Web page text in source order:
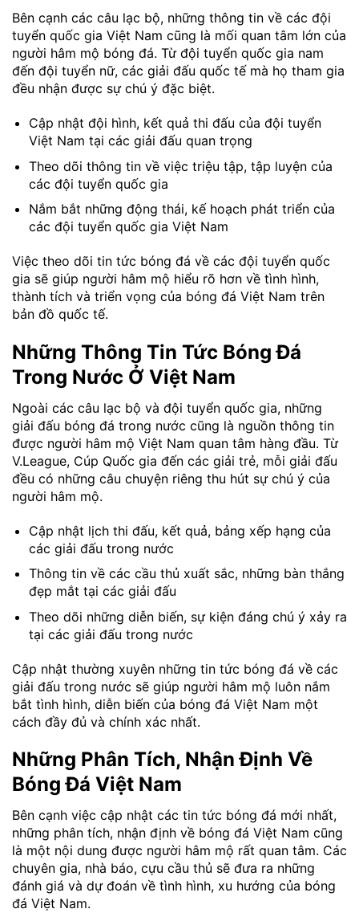
Bên cạnh các câu lạc bộ, những thông tin về các đội
tuyển quốc gia Việt Nam cũng là mối quan tâm lớn của
người hâm mộ bóng đá. Từ đội tuyển quốc gia nam
đến đội tuyển nữ, các giải đấu quốc tế mà họ tham gia
đều nhận được sự chú ý đặc biệt.
Cập nhật đội hình, kết quả thi đấu của đội tuyển
Việt Nam tại các giải đấu quan trọng
Theo dõi thông tin về việc triệu tập, tập luyện của
các đội tuyển quốc gia
Nắm bắt những động thái, kế hoạch phát triển của
các đội tuyển quốc gia Việt Nam
Việc theo dõi tin tức bóng đá về các đội tuyển quốc
gia sẽ giúp người hâm mộ hiểu rõ hơn về tình hình,
thành tích và triển vọng của bóng đá Việt Nam trên
bản đồ quốc tế.
Những Thông Tin Tức Bóng Đá
Trong Nước Ở Việt Nam
Ngoài các câu lạc bộ và đội tuyển quốc gia, những
giải đấu bóng đá trong nước cũng là nguồn thông tin
được người hâm mộ Việt Nam quan tâm hàng đầu. Từ
V.League, Cúp Quốc gia đến các giải trẻ, mỗi giải đấu
đều có những câu chuyện riêng thu hút sự chú ý của
người hâm mộ.
Cập nhật lịch thi đấu, kết quả, bảng xếp hạng của
các giải đấu trong nước
Thông tin về các cầu thủ xuất sắc, những bàn thắng
đẹp mắt tại các giải đấu
Theo dõi những diễn biến, sự kiện đáng chú ý xảy ra
tại các giải đấu trong nước
Cập nhật thường xuyên những tin tức bóng đá về các
giải đấu trong nước sẽ giúp người hâm mộ luôn nắm
bắt tình hình, diễn biến của bóng đá Việt Nam một
cách đầy đủ và chính xác nhất.
Những Phân Tích, Nhận Định Về
Bóng Đá Việt Nam
Bên cạnh việc cập nhật các tin tức bóng đá mới nhất,
những phân tích, nhận định về bóng đá Việt Nam cũng
là một nội dung được người hâm mộ rất quan tâm. Các
chuyên gia, nhà báo, cựu cầu thủ sẽ đưa ra những
đánh giá và dự đoán về tình hình, xu hướng của bóng
đá Việt Nam.